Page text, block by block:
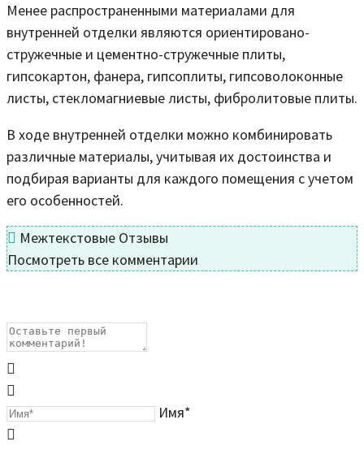
Менее распространенными материалами для
внутренней отделки являются ориентировано-
стружечные и цементно-стружечные плиты,
гипсокартон, фанера, гипсоплиты, гипсоволоконные
листы, стекломагниевые листы, фибролитовые плиты.
В ходе внутренней отделки можно комбинировать
различные материалы, учитывая их достоинства и
подбирая варианты для каждого помещения с учетом
его особенностей.
Межтекстовые Отзывы
Посмотреть все комментарии
Имя*